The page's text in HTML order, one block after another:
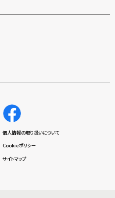
個人情報の取り扱いについて
Cookieポリシー
サイトマップ